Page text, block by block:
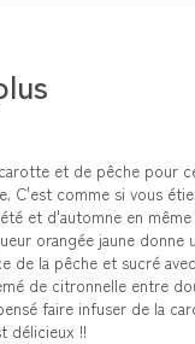
et de pêche pour
C'est comme si vous
et d'automne en même
orangée jaune donne
de la pêche et sucré
de citronnelle entre
faire infuser de la
délicieux !!